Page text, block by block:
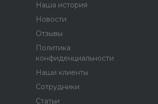
Наша история
Новости
Отзывы
Политика
конфиденциальности
Наши клиенты
Сотрудники
Статьи